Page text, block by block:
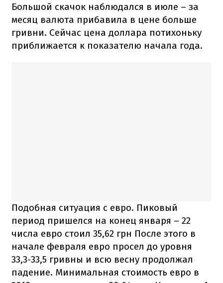
Большой скачок наблюдался в июле – за
месяц валюта прибавила в цене больше
гривни. Сейчас цена доллара потихоньку
приближается к показателю начала года.
Подобная ситуация с евро. Пиковый
период пришелся на конец января – 22
числа евро стоил 35,62 грн После этого в
начале февраля евро просел до уровня
33,3-33,5 гривны и всю весну продолжал
падение. Минимальная стоимость евро в